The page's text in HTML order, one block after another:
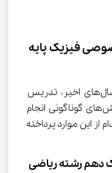
فیزیک پایه
با توجه به پیشرفت تکنولوژی در سال‌های اخیر، تدریس
خصوصی فیزیک دهم ریاضی به روش‌های گوناگونی انجام
از این موارد پرداخته
رشته ریاضی